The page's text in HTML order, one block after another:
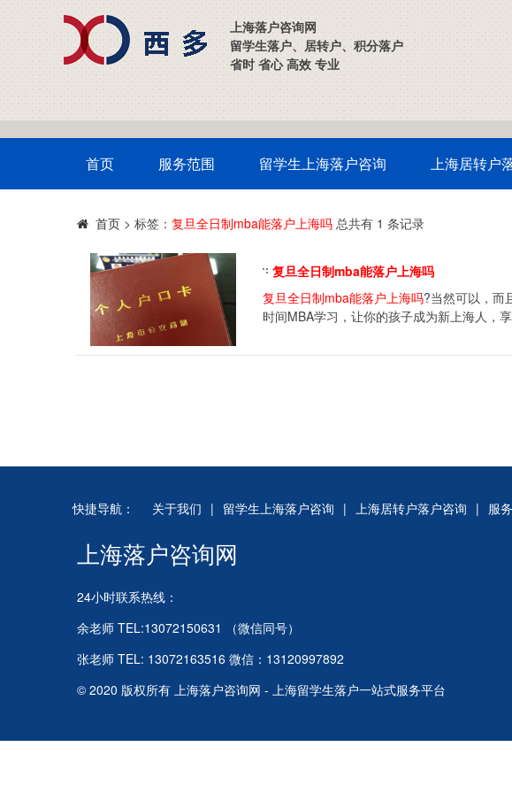
上海落户咨询网
留学生落户、居转户、积分落户
省时 省心 高效 专业
首页 服务范围 留学生上海落户咨询 上海居转户
首页 > 标签： 复旦全日制mba能落户上海吗 总共有 1 条记录
复旦全日制mba能落户上海吗
复旦全日制mba能落户上海吗?当然可以，而
时间MBA学习，让你的孩子成为新上海人，
快捷导航： 关于我们 | 留学生上海落户咨询 | 上海居转户落户咨询 | 服
上海落户咨询网
24小时联系热线：
余老师 TEL:13072150631 （微信同号）
张老师 TEL: 13072163516 微信：13120997892
© 2020 版权所有 上海落户咨询网 - 上海留学生落户一站式服务平台